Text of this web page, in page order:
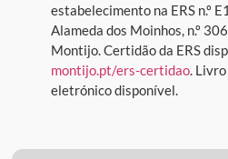
estabelecimento na ERS n.º
Alameda dos Moinhos, n.º
Montijo. Certidão da ERS
montijo.pt/ers-certidao. Livro
eletrónico disponível.